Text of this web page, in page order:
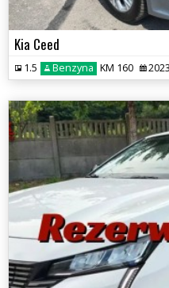
Kia Ceed
1.5 Benzyna KM 160 2023